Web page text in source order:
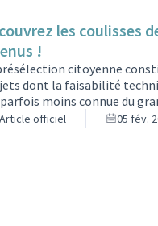
les coulisses
!
citoyenne
dont la faisabilité
moins connue du
des projets est-elle
107 était éligibles
Article officiel 05 fév.